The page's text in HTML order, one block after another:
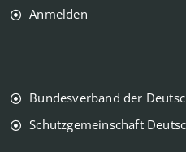
Anmelden
Bundesverband der
Schutzgemeinschaft